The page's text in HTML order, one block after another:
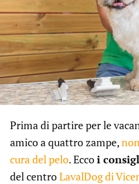
Prima di partire per le
amico a quattro zampe,
cura del pelo. Eccoi
del centroLavalDog di